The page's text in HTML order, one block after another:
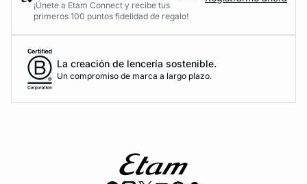
¡Únete a Etam Connect y recibe tus
primeros 100 puntos fidelidad de regalo!
La creación de lencería sostenible.
Un compromiso de marca a largo plazo.